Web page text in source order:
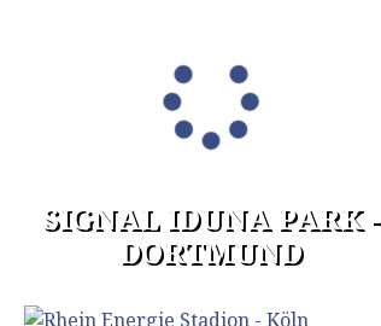
SIGNAL IDUNA PARK -
DORTMUND